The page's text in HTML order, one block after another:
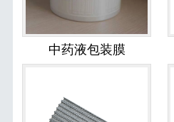
中药液包装膜